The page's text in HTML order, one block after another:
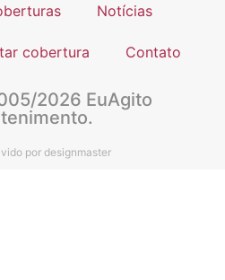
Notícias
cobertura Contato
2026 EuAgito
por designmaster